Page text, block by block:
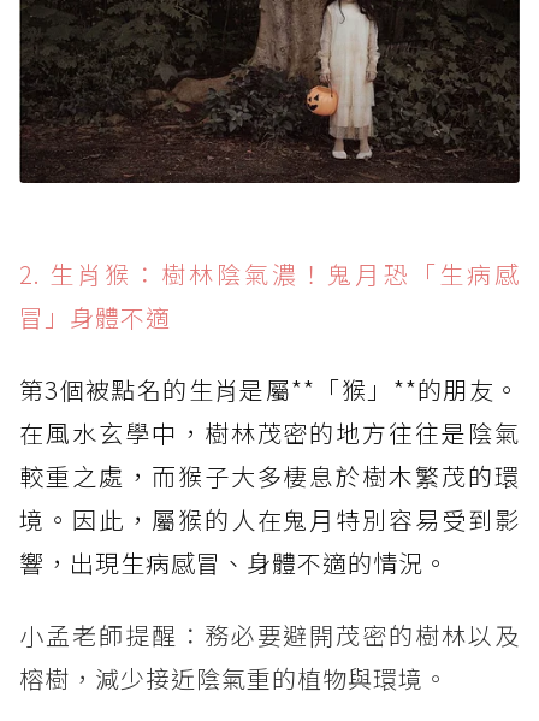
2. 生肖猴：樹林陰氣濃！鬼月恐「生病感
冒」身體不適
第3個被點名的生肖是屬**「猴」**的朋友。
在風水玄學中，樹林茂密的地方往往是陰氣
較重之處，而猴子大多棲息於樹木繁茂的環
境。因此，屬猴的人在鬼月特別容易受到影
響，出現生病感冒、身體不適的情況。
小孟老師提醒：務必要避開茂密的樹林以及
榕樹，減少接近陰氣重的植物與環境。